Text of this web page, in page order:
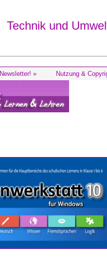
Technik und
Newsletter! » Nutzung &